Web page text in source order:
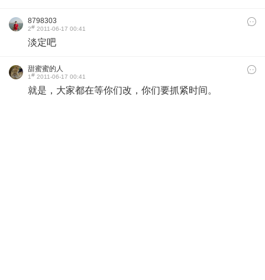
8798303
2# 2011-06-17 00:41
淡定吧
甜蜜蜜的人
1# 2011-06-17 00:41
就是，大家都在等你们改，你们要抓紧时间。